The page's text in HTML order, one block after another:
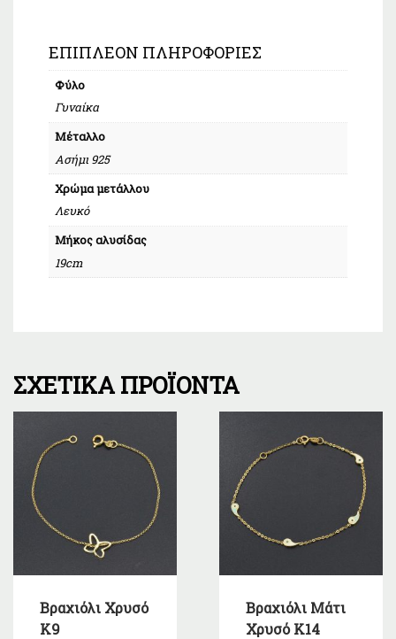
ΕΠΙΠΛΈΟΝ ΠΛΗΡΟΦΟΡΊΕΣ
Φύλο
Γυναίκα
Μέταλλο
Ασήμι 925
Χρώμα μετάλλου
Λευκό
Μήκος αλυσίδας
19cm
ΣΧΕΤΙΚΆ ΠΡΟΪΌΝΤΑ
Βραχιόλι Χρυσό
Κ9
Βραχιόλι Μάτι
Χρυσό Κ14